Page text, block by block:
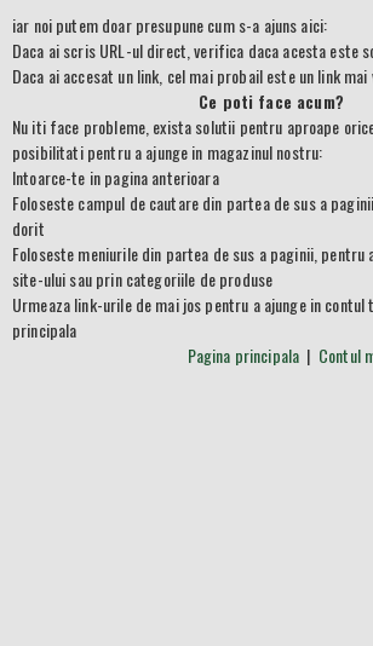
Adaptoare si Prelungitoare
Chei tubulare
Chei IMBUS
Chei TORX
Chei XZN
Tubulare pentru bujii
Seturi IMBUS si TORX
Chei fixe
Chei combinate
Chei inelare
Chei reglabile
Surubelnite
Surubelnite VDE
Surubelnite cu maner tip "L"
Accesorii ptr. masinile electrice de mana
Unelte pentru sudura, incalzire si lipire
Unelte de taiat cu fir cald
Masini si unelte de banc
Freze si strunguri de precizie
Accesorii pentru masinile de gaurit de
Unelte pentru activitati delicate
Manuale si cataloage Micromot
Accesorii diamantate
Perii pentru curatare
Accesorii pentru lustruire
Accesorii abrazive
Discuri pentru debitare
Panze pentru fierastraie si traforaje
Dalti si freze pentru lemn
Sisteme de strunjire
Tavi de protectie si colectare
Mandrine, universale si pensete
Accesorii specifice pentru strunguri
Dispozitive de divizare
Mese reglabile
Dealer
Contact
iar noi putem doar presupune cum s-a ajuns aici:
Daca ai scris URL-ul direct, verifica daca acesta este
Daca ai accesat un link, cel mai probail este un link mai
Ce poti face acum?
Nu iti face probleme, exista solutii pentru aproape
posibilitati pentru a ajunge in magazinul nostru:
Intoarce-te in pagina anterioara
Foloseste campul de cautare din partea de sus a
dorit
Foloseste meniurile din partea de sus a paginii, pentru
site-ului sau prin categoriile de produse
Urmeaza link-urile de mai jos pentru a ajunge in contul
principala
Pagina principala | Contul